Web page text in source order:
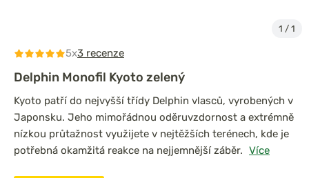
1 / 1
5x3 recenze
Delphin Monofil Kyoto zelený
Kyoto patří do nejvyšší třídy Delphin vlasců, vyrobených v
Japonsku. Jeho mimořádnou oděruvzdornost a extrémně
nízkou průtažnost využijete v nejtěžších terénech, kde je
potřebná okamžitá reakce na nejjemnější záběr. Více